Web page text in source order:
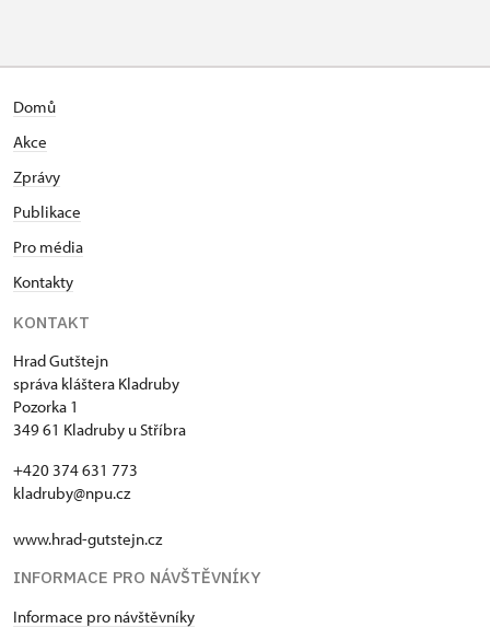
Domů
Akce
Zprávy
Publikace
Pro média
Kontakty
KONTAKT
Hrad Gutštejn
správa kláštera Kladruby
Pozorka 1
349 61 Kladruby u Stříbra
+420 374 631 773
kladruby@npu.cz
www.hrad-gutstejn.cz
INFORMACE PRO NÁVŠTĚVNÍKY
Informace pro návštěvníky